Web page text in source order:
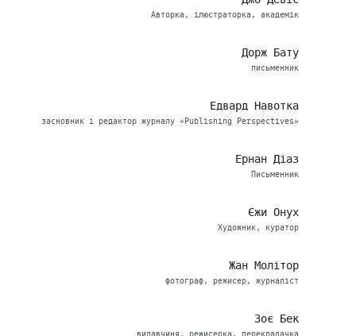
Авторка, ілюстраторка, академік
Дорж Бату
письменник
Едвард Навотка
засновник і редактор журналу «Publishing Perspectives»
Ернан Діаз
Письменник
Єжи Онух
Художник, куратор
Жан Молітор
фотограф, режисер, журналіст
Зоє Бек